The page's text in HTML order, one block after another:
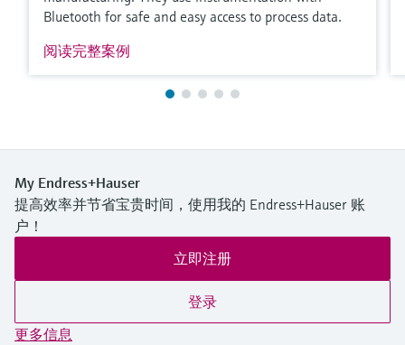
Bluetooth for safe and easy access to process data.
阅读完整案例
My Endress+Hauser
提高效率并节省宝贵时间，使用我的 Endress+Hauser 账
户！
立即注册
登录
更多信息